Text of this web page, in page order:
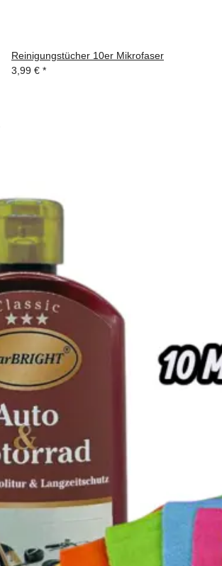
Reinigungstücher 10er Mikrofaser
3,99 € *